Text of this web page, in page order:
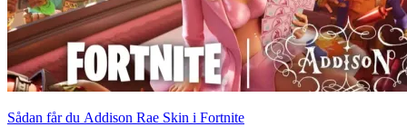
Sådan får du Addison Rae Skin i Fortnite